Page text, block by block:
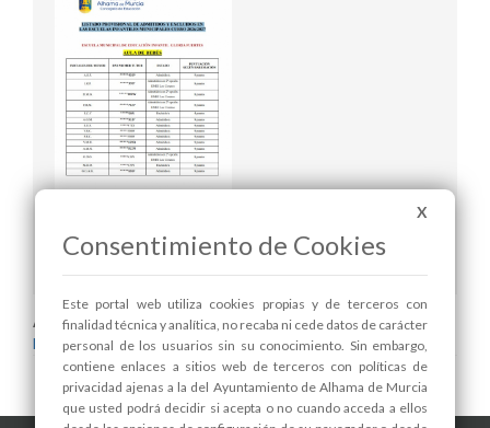
EXCLUIDOS EN LAS ESCUELAS INFANTILES
MUNICIPALES CURSO 2026/2027
Areas relacionadas:
Educación
X
Consentimiento de Cookies
Este portal web utiliza cookies propias y de terceros con
finalidad técnica y analítica, no recaba ni cede datos de carácter
personal de los usuarios sin su conocimiento. Sin embargo,
contiene enlaces a sitios web de terceros con políticas de
privacidad ajenas a la del Ayuntamiento de Alhama de Murcia
que usted podrá decidir si acepta o no cuando acceda a ellos